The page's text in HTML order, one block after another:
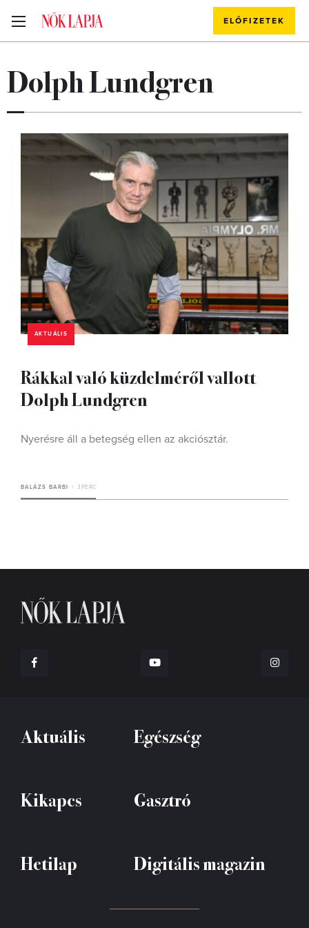
ELŐFIZETEK
Dolph Lundgren
AKTUÁLIS
Rákkal való küzdelméről vallott
Dolph Lundgren
Nyerésre áll a betegség ellen az akciósztár.
BALÁZS BARBI 3 PERC
Aktuális Egészség
Kikapcs Gasztró
Hetilap Digitális magazin